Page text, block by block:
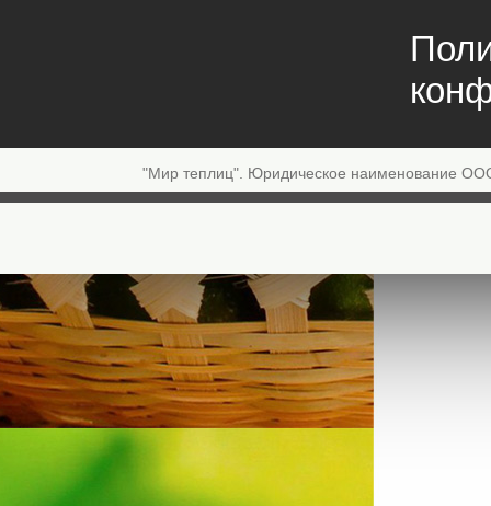
"Мир теплиц". Юридическое наименование